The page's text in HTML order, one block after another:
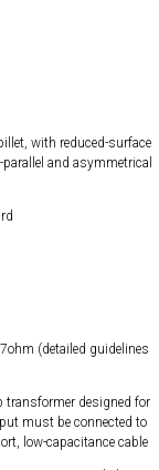
with reduced-surface
and asymmetrical
(detailed guidelines
transformer designed for
must be connected to
low-capacitance cable